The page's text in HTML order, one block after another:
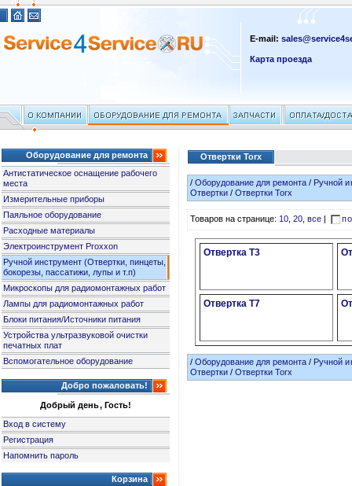
E-mail:
Карта проезда
Оборудование для ремонта
Антистатическое оснащение рабочего
места
Измерительные приборы
Паяльное оборудование
Расходные материалы
Электроинструмент Proxxon
Ручной инструмент (Отвертки, пинцеты,
бокорезы, пассатижи, лупы и т.п)
Микроскопы для радиомонтажных работ
Лампы для радиомонтажных работ
Блоки питания/Источники питания
Устройства ультразвуковой очистки
печатных плат
Вспомогательное оборудование
Добро пожаловать!
Добрый день, Гость!
Вход в систему
Регистрация
Напомнить пароль
Корзина
Отвертки Torx
/Оборудование для ремонта / Ручной
Отвертки /Отвертки Torx
Товаров на странице:10,20,все
Отвертка T3
Отвертка T7
/Оборудование для ремонта / Ручной
Отвертки /Отвертки Torx